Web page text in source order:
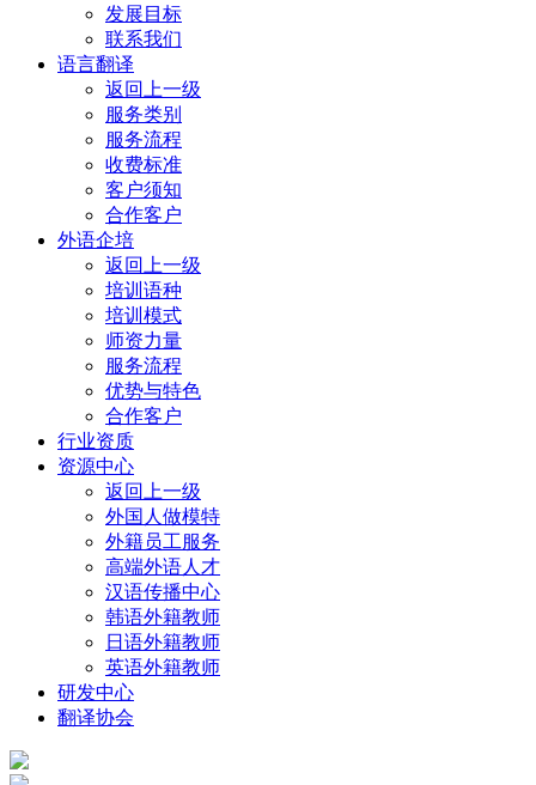
发展目标
联系我们
语言翻译
返回上一级
服务类别
服务流程
收费标准
客户须知
合作客户
外语企培
返回上一级
培训语种
培训模式
师资力量
服务流程
优势与特色
合作客户
行业资质
资源中心
返回上一级
外国人做模特
外籍员工服务
高端外语人才
汉语传播中心
韩语外籍教师
日语外籍教师
英语外籍教师
研发中心
翻译协会